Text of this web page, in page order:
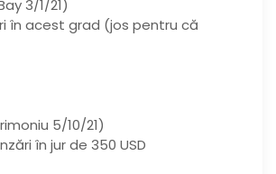
3/1/21)
în acest grad (jos pentru că
5/10/21)
în jur de 350 USD